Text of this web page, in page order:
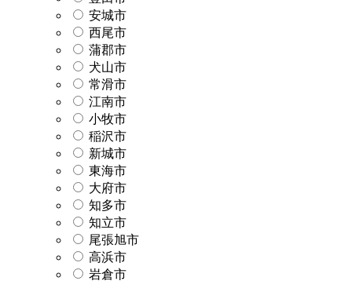
安城市
西尾市
蒲郡市
犬山市
常滑市
江南市
小牧市
稲沢市
新城市
東海市
大府市
知多市
知立市
尾張旭市
高浜市
岩倉市